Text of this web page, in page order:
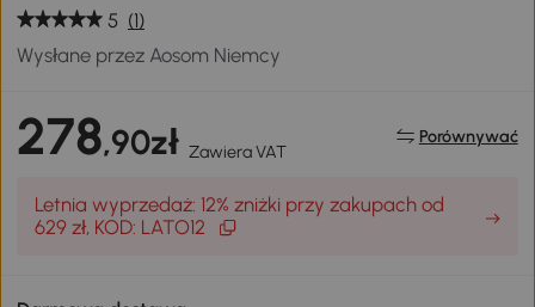
5 (1)
Wysłane przez Aosom Niemcy
278,90zł Zawiera VAT
Porównywać
Letnia wyprzedaż: 12% zniżki przy zakupach od
629 zł, KOD: LATO12